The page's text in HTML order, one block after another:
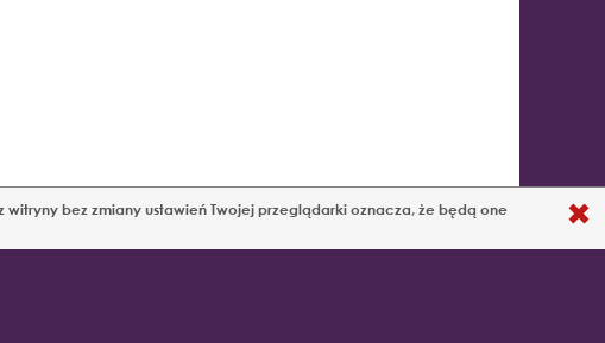
bez zmiany ustawień Twojej przeglądarki oznacza, że będą one